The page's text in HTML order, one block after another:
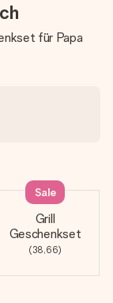
für Papa
Grill
Geschenkset
(38,66)
Sale